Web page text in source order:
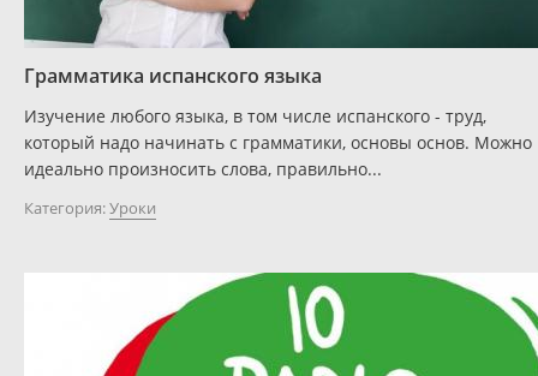
Грамматика испанского языка
Изучение любого языка, в том числе испанского - труд,
который надо начинать с грамматики, основы основ. Можно
идеально произносить слова, правильно...
Категория:Уроки